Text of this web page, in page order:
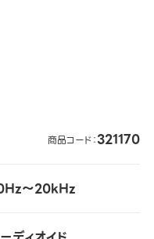
商品コード：321170
～20kHz